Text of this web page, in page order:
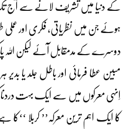
کے دنیا میں تشریف لانے سے آج
ہوئے جن میں نظریاتی، فکری اور عملی
دوسرے کے مدمقابل آئے لیکن اللہ
مبین عطا فرمائی اور باطل جلد یا بدیر
اِنہی معرکوں میں سے ایک بہت
کا ایک اہم ترین معرکہ’’ کربلا ‘‘کا